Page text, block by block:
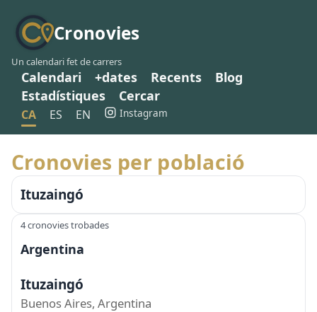
Cronovies
Un calendari fet de carrers
Calendari +dates Recents
Blog
Estadístiques
Cercar
CA ES EN Instagram
Cronovies per població
Ituzaingó
4 cronovies trobades
Argentina
Ituzaingó
Buenos Aires, Argentina